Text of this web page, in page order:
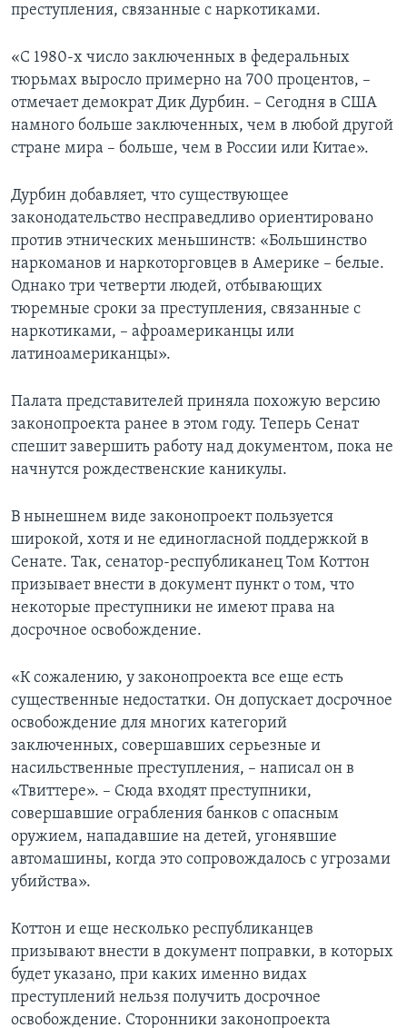
преступления, связанные с наркотиками.
«С 1980-х число заключенных в федеральных
тюрьмах выросло примерно на 700 процентов, –
отмечает демократ Дик Дурбин. – Сегодня в США
намного больше заключенных, чем в любой другой
стране мира – больше, чем в России или Китае».
Дурбин добавляет, что существующее
законодательство несправедливо ориентировано
против этнических меньшинств: «Большинство
наркоманов и наркоторговцев в Америке – белые.
Однако три четверти людей, отбывающих
тюремные сроки за преступления, связанные с
наркотиками, – афроамериканцы или
латиноамериканцы».
Палата представителей приняла похожую версию
законопроекта ранее в этом году. Теперь Сенат
спешит завершить работу над документом, пока не
начнутся рождественские каникулы.
В нынешнем виде законопроект пользуется
широкой, хотя и не единогласной поддержкой в
Сенате. Так, сенатор-республиканец Том Коттон
призывает внести в документ пункт о том, что
некоторые преступники не имеют права на
досрочное освобождение.
«К сожалению, у законопроекта все еще есть
существенные недостатки. Он допускает досрочное
освобождение для многих категорий
заключенных, совершавших серьезные и
насильственные преступления, – написал он в
«Твиттере». – Сюда входят преступники,
совершавшие ограбления банков с опасным
оружием, нападавшие на детей, угонявшие
автомашины, когда это сопровождалось с угрозами
убийства».
Коттон и еще несколько республиканцев
призывают внести в документ поправки, в которых
будет указано, при каких именно видах
преступлений нельзя получить досрочное
освобождение. Сторонники законопроекта